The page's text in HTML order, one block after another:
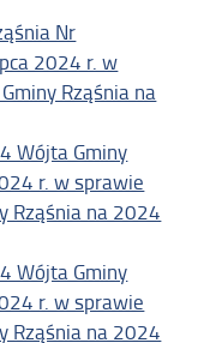
Nr
2024 r. w
Rząśnia na
Wójta Gminy
r. w sprawie
Rząśnia na 2024
Wójta Gminy
r. w sprawie
Rząśnia na 2024